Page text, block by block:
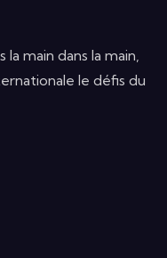
main dans la main,
le défis du